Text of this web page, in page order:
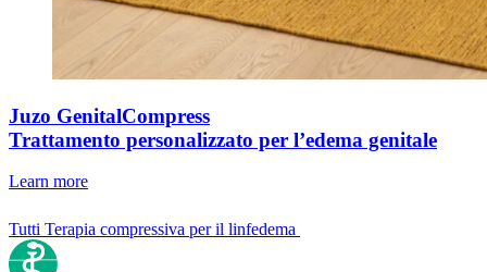
Juzo GenitalCompress
Trattamento personalizzato per l’edema genitale
Learn more
Tutti Terapia compressiva per il linfedema